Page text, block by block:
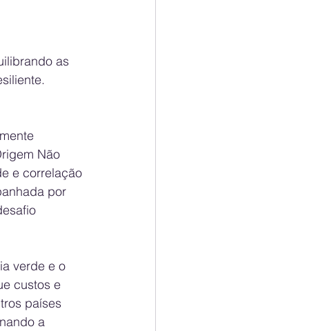
as
Não
e correlação
por
verde e o
custos e
países
a